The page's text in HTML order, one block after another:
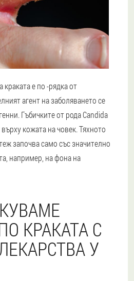
е по -рядка от
агент на заболяването се
Гъбичките от рода Candida
кожата на човек. Тяхното
започва само със значително
например, на фона на
КРАКАТА С
У